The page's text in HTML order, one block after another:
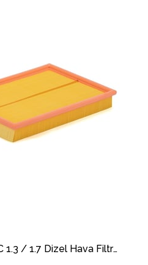
Opel Corsa C 1.3 / 1.7 Dizel Hava Filtresi Süngerli MOTOCAR